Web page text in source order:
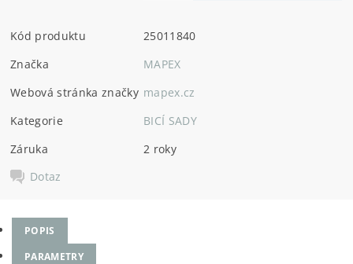
Kód produktu
25011840
Značka
MAPEX
Webová stránka značky mapex.cz
Kategorie
BICÍ SADY
Záruka
2 roky
Dotaz
POPIS
PARAMETRY